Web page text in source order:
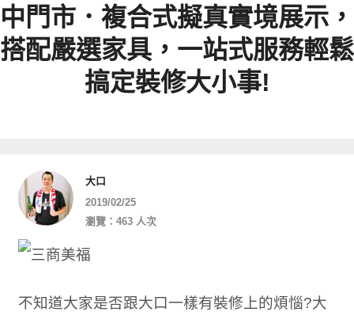
中門市．複合式擬真實境展示，
搭配嚴選家具，一站式服務輕鬆
搞定裝修大小事!
大口
2019/02/25
瀏覽：463 人次
不知道大家是否跟大口一樣有裝修上的煩惱?大